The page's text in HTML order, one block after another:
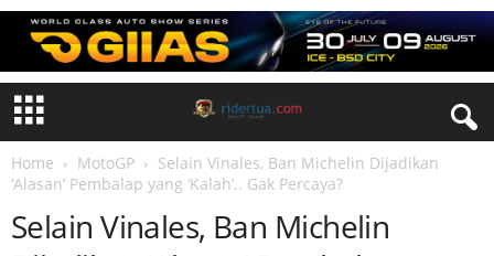
Home MotoGP
Selain Vinales, Ban Michelin Dijadikan
‘Alasan’ Pembalap yang ‘Kalah’.. Gak Percaya?
Selain Vinales, Ban Michelin